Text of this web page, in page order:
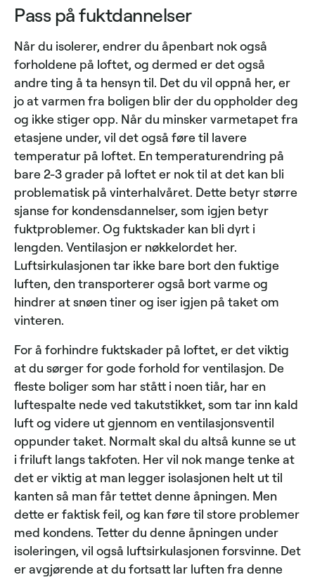
Pass på fuktdannelser
Når du isolerer, endrer du åpenbart nok også
forholdene på loftet, og dermed er det også
andre ting å ta hensyn til. Det du vil oppnå her, er
jo at varmen fra boligen blir der du oppholder deg
og ikke stiger opp. Når du minsker varmetapet fra
etasjene under, vil det også føre til lavere
temperatur på loftet. En temperaturendring på
bare 2-3 grader på loftet er nok til at det kan bli
problematisk på vinterhalvåret. Dette betyr større
sjanse for kondensdannelser, som igjen betyr
fuktproblemer. Og fuktskader kan bli dyrt i
lengden. Ventilasjon er nøkkelordet her.
Luftsirkulasjonen tar ikke bare bort den fuktige
luften, den transporterer også bort varme og
hindrer at snøen tiner og iser igjen på taket om
vinteren.
For å forhindre fuktskader på loftet, er det viktig
at du sørger for gode forhold for ventilasjon. De
fleste boliger som har stått i noen tiår, har en
luftespalte nede ved takutstikket, som tar inn kald
luft og videre ut gjennom en ventilasjonsventil
oppunder taket. Normalt skal du altså kunne se ut
i friluft langs takfoten. Her vil nok mange tenke at
det er viktig at man legger isolasjonen helt ut til
kanten så man får tettet denne åpningen. Men
dette er faktisk feil, og kan føre til store problemer
med kondens. Tetter du denne åpningen under
isoleringen, vil også luftsirkulasjonen forsvinne. Det
er avgjørende at du fortsatt lar luften fra denne